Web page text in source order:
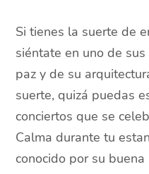
Si tienes la suerte de
siéntate en uno de
paz y de su
suerte, quizá puedas
conciertos que se
Calma durante tu
conocido por su buena